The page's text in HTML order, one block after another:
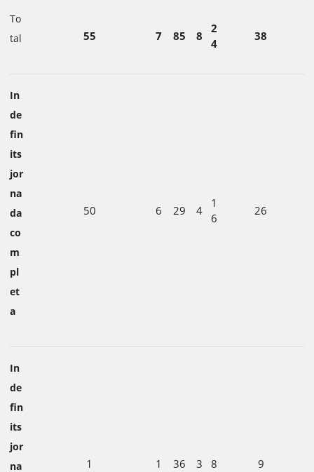
To
tal
55 7 85 8
2
4
38
In
de
fin
its
jor
na
da
co
m
pl
et
a
50 6 29 4
1
6
26
In
de
fin
its
jor
na
1 1 36 3 8 9